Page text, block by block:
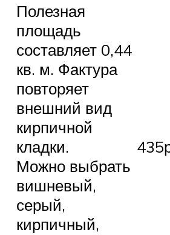
Полезная
площадь
составляет 0,44
кв. м. Фактура
повторяет
внешний вид
кирпичной
кладки.
Можно выбрать
вишневый,
серый,
кирпичный,